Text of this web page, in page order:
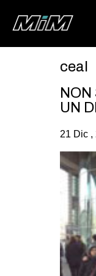
ceal
UN
21 Dic ,